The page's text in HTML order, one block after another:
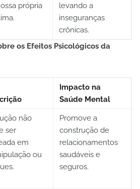
própria
levando a
inseguranças
crônicas.
os Efeitos Psicológicos da
Impacto na
Saúde Mental
não
ser
em
ou
Promove a
construção de
relacionamentos
saudáveis e
seguros.